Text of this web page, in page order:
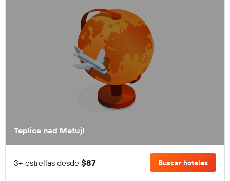
Teplice nad Metují
3+ estrellas desde $87 Buscar hoteles